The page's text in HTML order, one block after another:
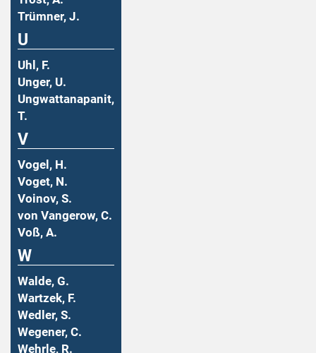
Trümner, J.
U
Uhl, F.
Unger, U.
Ungwattanapanit,
T.
V
Vogel, H.
Voget, N.
Voinov, S.
von Vangerow, C.
Voß, A.
W
Walde, G.
Wartzek, F.
Wedler, S.
Wegener, C.
Wehrle, R.